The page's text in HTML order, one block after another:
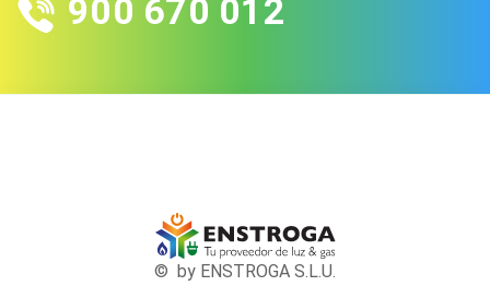
900 670 012
© by ENSTROGA S.L.U.